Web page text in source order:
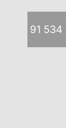
91 534